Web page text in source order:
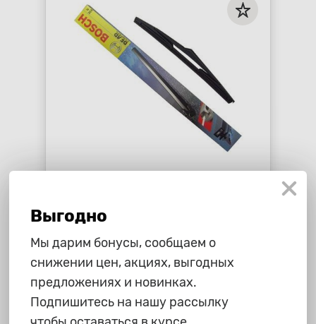
Nissan Terrano, Lada Largus
star_borderstar_borderstar_borderstar_borderstar_border
- +
Выгодно
Мы дарим бонусы, сообщаем о
снижении цен, акциях, выгодных
предложениях и новинках.
Подпишитесь на нашу рассылку